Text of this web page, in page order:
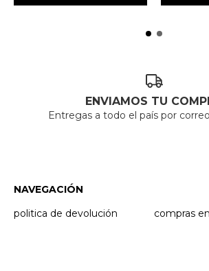
ENVIAMOS TU
Entregas a todo el país por
NAVEGACIÓN
politica de devolución
compras